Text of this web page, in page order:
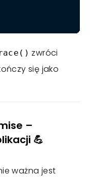
zwróci
się jako
–
💪
ważna jest